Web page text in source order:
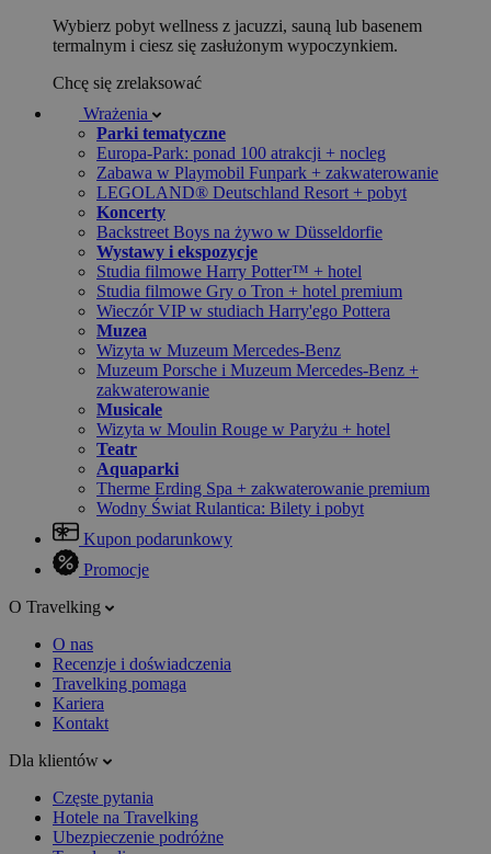
Wybierz pobyt wellness z jacuzzi, sauną lub basenem
termalnym i ciesz się zasłużonym wypoczynkiem.
Chcę się zrelaksować
Wrażenia
Parki tematyczne
Europa-Park: ponad 100 atrakcji + nocleg
Zabawa w Playmobil Funpark + zakwaterowanie
LEGOLAND® Deutschland Resort + pobyt
Koncerty
Backstreet Boys na żywo w Düsseldorfie
Wystawy i ekspozycje
Studia filmowe Harry Potter™ + hotel
Studia filmowe Gry o Tron + hotel premium
Wieczór VIP w studiach Harry'ego Pottera
Muzea
Wizyta w Muzeum Mercedes-Benz
Muzeum Porsche i Muzeum Mercedes-Benz +
zakwaterowanie
Musicale
Wizyta w Moulin Rouge w Paryżu + hotel
Teatr
Aquaparki
Therme Erding Spa + zakwaterowanie premium
Wodny Świat Rulantica: Bilety i pobyt
Kupon podarunkowy
Promocje
O Travelking
O nas
Recenzje i doświadczenia
Travelking pomaga
Kariera
Kontakt
Dla klientów
Częste pytania
Hotele na Travelking
Ubezpieczenie podróżne